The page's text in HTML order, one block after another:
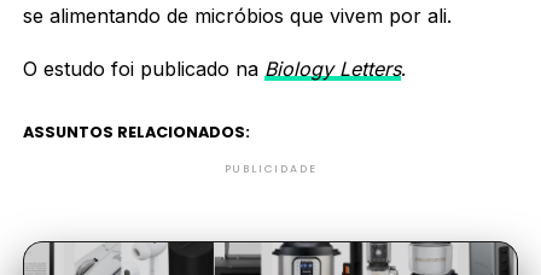
se alimentando de micróbios que vivem por ali.
O estudo foi publicado na Biology Letters.
ASSUNTOS RELACIONADOS:
PUBLICIDADE